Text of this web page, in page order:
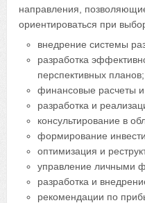
направления,
ориентироваться при
внедрение системы
разработка
перспективных планов;
финансовые расчеты и
разработка и
консультирование в
формирование
оптимизация и
управление личными
разработка и
рекомендации по